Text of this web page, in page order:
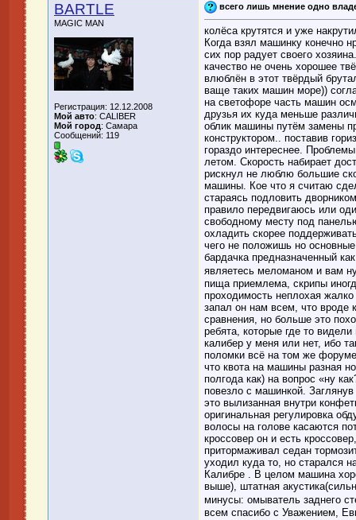
BARTLE
MAGIC MAN
Регистрация: 12.12.2008
Мой авто: CALIBER
Мой город: Самара
Сообщений: 119
всего лишь мнение одно
колёса крутятся и уже
Когда взял машинку конечно
сих пор радует своего
качество не очень хорошее
влюблён в этот твёрдый
ваще таких машин море))
на светофоре часть машин
друзья их куда меньше
облик машины путём замены
конструктором.. поставив
гораздо интереснее.
летом. Скорость набирает
рискнул не люблю большие
машины. Кое что я считаю
стараясь подловить
правило передвигаюсь или
свободному месту под
охладить скорее
чего не положишь но
бардачка предназначенный
являетесь меломаном и вам
пища приемлема, скрипы
проходимость неплохая
запал он нам всем, что вроде
сравнения, но больше это
ребята, которые где то
калибер у меня или нет, ибо
поломки всё на том же
что квота на машины разная
полгода как) на вопрос «ну
повезло с машинкой.
это вылизанная внутри
оригинальная регулировка
волосы на голове касаются
кроссовер он и есть
притормаживал седан
уходил куда то, но старался
Калибре . В целом машина
выше), штатная
минусы: омыватель заднего
всем спасибо с Уважением,